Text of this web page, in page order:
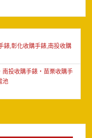
錶,彰化收購手錶,南投收購
南投收購手錶・苗栗收購手
池